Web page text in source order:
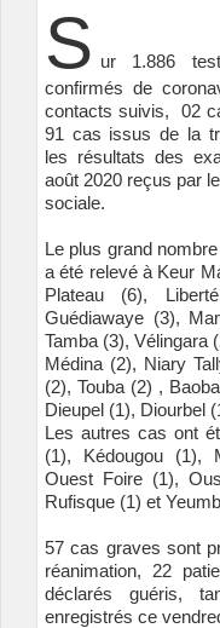
S ur 1.886
confirmés de
contacts suivis, 02
91 cas issus de la
les résultats des
août 2020 reçus par
sociale.
Le plus grand
a été relevé à Keur
Plateau (6),
Guédiawaye (3),
Tamba (3), Vélingara
Médina (2), Niary
(2), Touba (2) ,
Dieupel (1), Diourbel
Les autres cas ont
(1), Kédougou (1),
Ouest Foire (1),
Rufisque (1) et
57 cas graves sont
réanimation, 22
déclarés guéris,
enregistrés ce